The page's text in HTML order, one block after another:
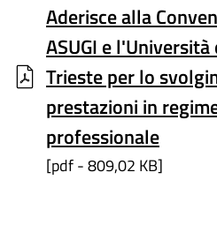
Aderisce alla
ASUGI e
Trieste per lo
prestazioni in
professionale
[pdf - 809,02 KB]